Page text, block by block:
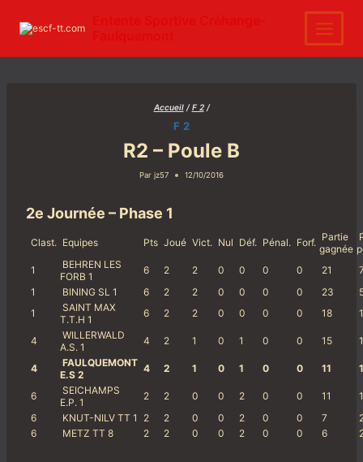
contenu
Accueil / F 2 /
F 2
R2 – Poule B
Par jz57 12/10/2016
2e Journée – Phase 1
Clast. Equipes Pts Joué Vict. Nul Déf. Pénal. Forf. Partie
gagnée
1
BEHREN LES
FORB 1
6 2 2 0 0 0 0 21
1
BINING SL 1 6 2 2 0 0 0 0 23
1
SAINT MAX
T.T.H 1
6 2 2 0 0 0 0 18
4
WILLERWALD
A.S. 1
4 2 1 0 1 0 0 15
4
FAULQUEMONT
E.S 2
4 2 1 0 1 0 0 11
6
SEICHAMPS
E.P. 1
2 2 0 0 2 0 0 11
6
KNUT-NILV TT 1 2 2 0 0 2 0 0 7
6
METZ TT 8 2 2 0 0 2 0 0 6